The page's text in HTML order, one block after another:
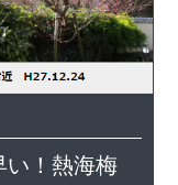
い！熱海梅